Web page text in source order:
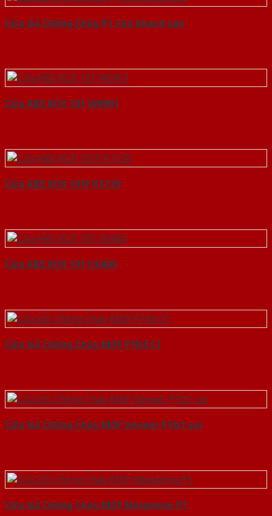
Cửa Gỗ Chống Cháy P1 cho khach san
Cửa ABS KOS 101 W0901
Cửa ABS KOS 101F K1129
Cửa ABS KOS 101 U6405
Cửa Gỗ Chống Cháy MDF P1R4 C1
Cửa Gỗ Chống Cháy MDF Veneer P1G1 soi
Cửa Gỗ Chống Cháy MDF Melamine P1